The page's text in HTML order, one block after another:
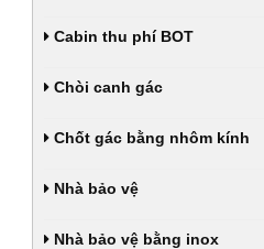
Cabin thu phí BOT
Chòi canh gác
Chốt gác bằng nhôm kính
Nhà bảo vệ
Nhà bảo vệ bằng inox